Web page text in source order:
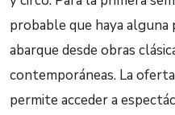
probable que haya
abarque desde obras
contemporáneas. La
permite acceder a